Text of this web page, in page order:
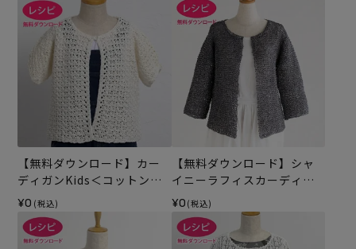
【無料ダウンロード】カー
ディガンKids＜コットンリ
リー＞（レシピ）
¥0 (税込)
【無料ダウンロード】シャ
イニーラフィスカーディガ
ン（レシピ）
¥0 (税込)